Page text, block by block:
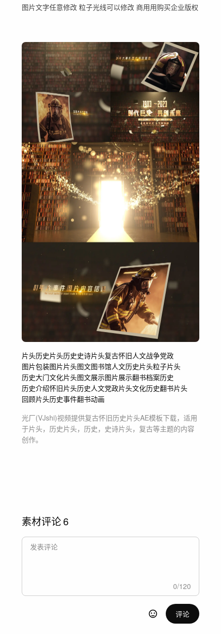
图片文字任意修改 粒子光线可以修改 商用用购买企业版权
片头历史片头历史史诗片头复古怀旧人文战争党政
图片包装图片片头图文图书馆人文历史片头粒子片头
历史大门文化片头图文展示图片展示翻书档案历史
历史介绍怀旧片头历史人文党政片头文化历史翻书片头
回顾片头历史事件翻书动画
光厂(VJshi)视频提供复古怀旧历史片头AE模板下载，适用
于片头，历史片头，历史，史诗片头，复古等主题的内容
创作。
素材评论6
0/120
评论